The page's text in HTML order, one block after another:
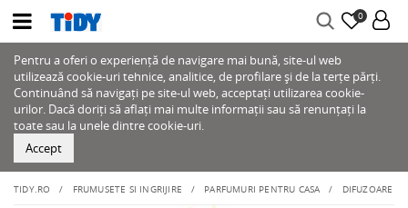
0
Pentru a oferi o experiență de navigare mai bună, site-ul web
utilizează cookie-uri tehnice, analitice, de profilare și de la terțe părți.
Continuând să navigați pe site-ul web, acceptați utilizarea cookie-
urilor. Dacă doriți să aflați mai multe informații sau să renunțați la
toate sau la unele dintre cookie-uri.
Accept
TIDY.RO FRUMUSETE SI INGRIJIRE PARFUMURI PENTRU CASA DIFUZOARE